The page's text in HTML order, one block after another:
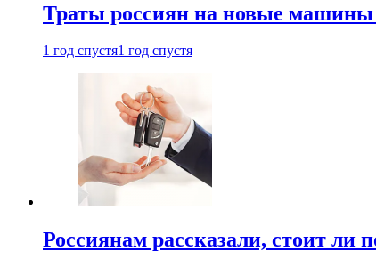
Траты россиян на новые машины
1 год спустя1 год спустя
Россиянам рассказали, стоит ли